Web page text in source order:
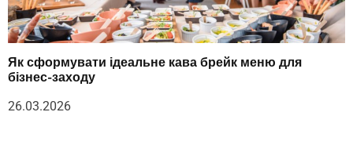
Як сформувати ідеальне кава брейк меню для
бізнес-заходу
26.03.2026